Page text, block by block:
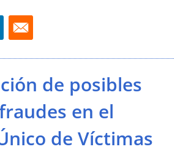
de posibles
en el
de Víctimas